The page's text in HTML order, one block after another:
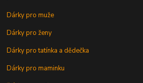
Dárky pro muže
Dárky pro ženy
Dárky pro tatínka a dědečka
Dárky pro maminku